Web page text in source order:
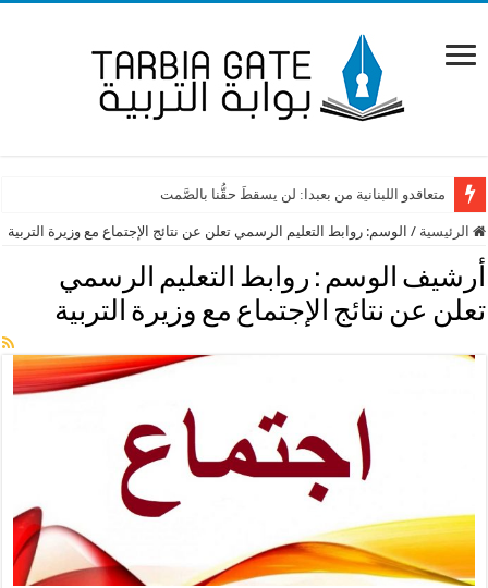
متعاقدو اللبنانية من بعبدا: لن يسقطَ حقُّنا بالصَّمت
الرئيسية / الوسم:روابط التعليم الرسمي تعلن عن نتائج الإجتماع مع وزيرة التربية
أرشيف الوسم : روابط التعليم الرسمي
تعلن عن نتائج الإجتماع مع وزيرة التربية